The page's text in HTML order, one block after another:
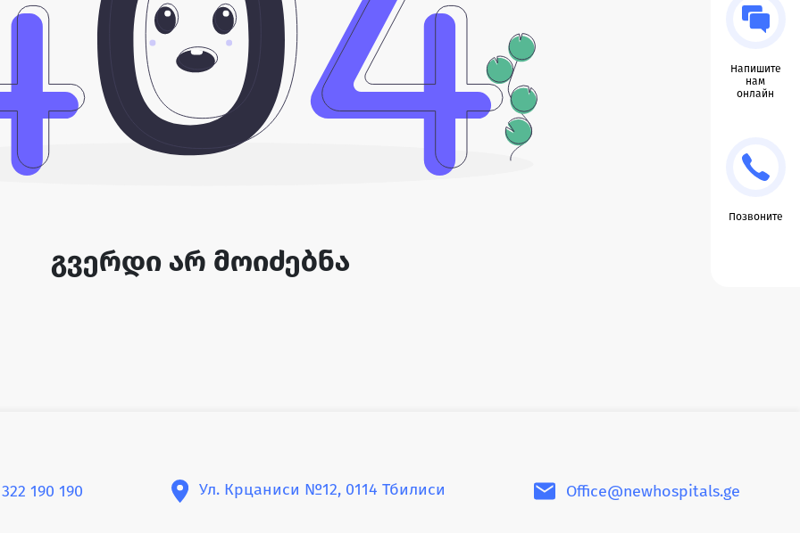
Напишите
нам
онлайн
Позвоните
გვერდი არ მოიძებნა
190 190 Ул. Крцаниси №12, 0114 Тбилиси Office@newhospitals.ge